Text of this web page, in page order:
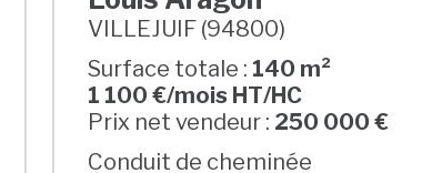
VILLEJUIF (94800)
Surface totale : 140 m²
1 100 €/mois HT/HC
Prix net vendeur : 250 000 €
Conduit de cheminée